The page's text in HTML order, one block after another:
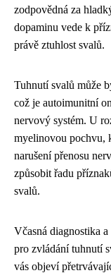
zodpovědná za
dopaminu vede k
právě ztuhlost svalů.
Tuhnutí svalů může
což je autoimunitní
nervový systém. U
myelinovou pochvu,
narušení přenosu
způsobit řadu
svalů.
Včasná diagnostika
pro zvládání tuhnutí
vás objeví